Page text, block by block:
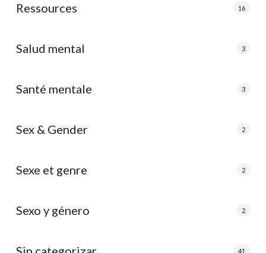
Ressources 16
Salud mental 3
Santé mentale 3
Sex & Gender 2
Sexe et genre 2
Sexo y género 2
41